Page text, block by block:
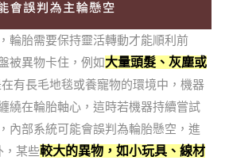
輪胎需要保持靈活轉動才能順利前
被異物卡住，例如大量頭髮、灰塵或
在有長毛地毯或養寵物的環境中，機器
繞在輪胎軸心，這時若機器持續嘗試
內部系統可能會誤判為輪胎懸空，進
，某些較大的異物，如小玩具、線材